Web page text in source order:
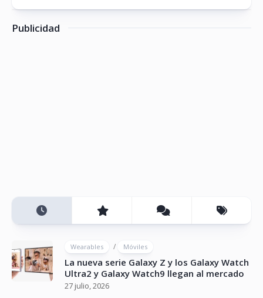
Publicidad
Wearables / Móviles
La nueva serie Galaxy Z y los Galaxy Watch
Ultra2 y Galaxy Watch9 llegan al mercado
27 julio, 2026